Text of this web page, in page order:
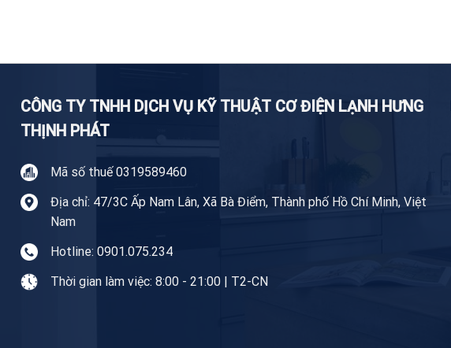
CÔNG TY TNHH DỊCH VỤ KỸ THUẬT CƠ ĐIỆN LẠNH HƯNG
THỊNH PHÁT
Mã số thuế 0319589460
Địa chỉ: 47/3C Ấp Nam Lân, Xã Bà Điểm, Thành phố Hồ Chí Minh, Việt
Nam
Hotline: 0901.075.234
Thời gian làm việc: 8:00 - 21:00 | T2-CN